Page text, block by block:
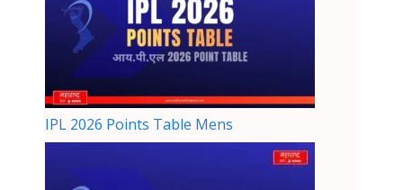
IPL 2026 Points Table Mens